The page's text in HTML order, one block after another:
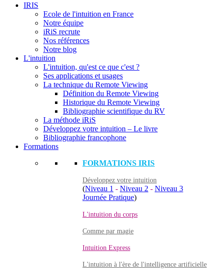
IRIS
Ecole de l'intuition en France
Notre équipe
iRiS recrute
Nos références
Notre blog
L'intuition
L'intuition, qu'est ce que c'est ?
Ses applications et usages
La technique du Remote Viewing
Définition du Remote Viewing
Historique du Remote Viewing
Bibliographie scientifique du RV
La méthode iRiS
Développez votre intuition – Le livre
Bibliographie francophone
Formations
FORMATIONS IRIS
Développez votre intuition
(Niveau 1 - Niveau 2 - Niveau 3
Journée Pratique)
L'intuition du corps
Comme par magie
Intuition Express
L'intuition à l'ère de l'intelligence artificielle